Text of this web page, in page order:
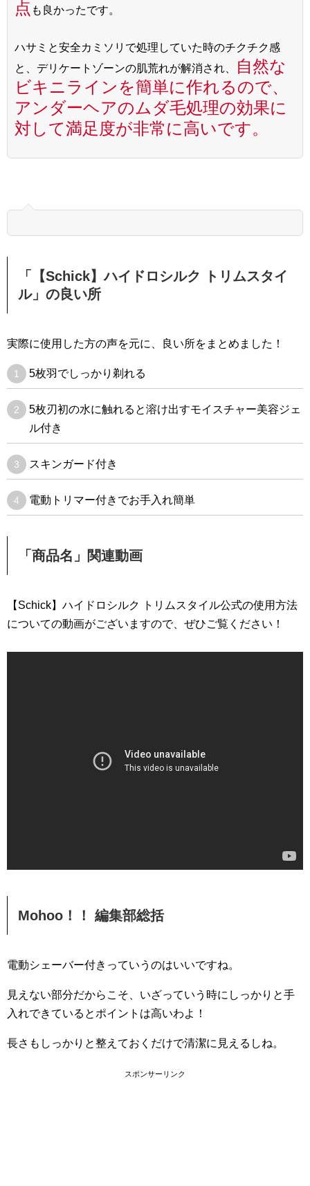
点 も良かったです。
ハサミと安全カミソリで処理していた時のチクチク感
と、デリケートゾーンの肌荒れが解消され、
自然な
ビキニラインを簡単に作れるので、
アンダーヘアのムダ毛処理の効果に
対して満足度が非常に高いです。
「【Schick】ハイドロシルク トリムスタイ
ル」の良い所
実際に使用した方の声を元に、良い所をまとめました！
5枚羽でしっかり剃れる
5枚刃初の水に触れると溶け出すモイスチャー美容ジェ
ル付き
スキンガード付き
電動トリマー付きでお手入れ簡単
「商品名」関連動画
【Schick】ハイドロシルク トリムスタイル公式の使用方法
についての動画がございますので、ぜひご覧ください！
Mohoo！！ 編集部総括
電動シェーバー付きっていうのはいいですね。
見えない部分だからこそ、いざっていう時にしっかりと手
入れできているとポイントは高いわよ！
長さもしっかりと整えておくだけで清潔に見えるしね。
スポンサーリンク